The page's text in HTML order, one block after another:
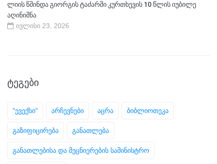
ლიის წმინდა გიორგის ტაძარში კურთხევის 10 წლის იუბილე
აღინიშნა
ივლისი 23, 2026
ᲢᲔᲒᲔᲑᲘ
"ევექსი" არჩევნები აცრა ბიბლიოთეკა
გაზიფიცირება განათლება
განათლებისა და მეცნიერების სამინისტრო